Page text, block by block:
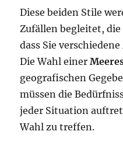
Diese beiden Stile
Zufällen begleitet,
dass Sie
Die Wahl einer
geografischen
müssen die
jeder Situation
Wahl zu treffen.